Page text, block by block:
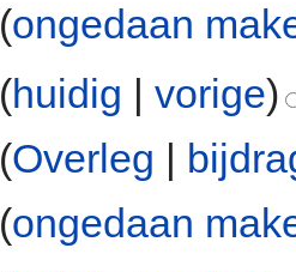
(ongedaan
(huidig |vorige)
(Overleg |
(ongedaan